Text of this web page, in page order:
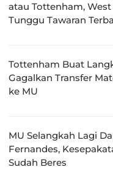
atau Tottenham,
Tunggu Tawaran
Tottenham Buat
Gagalkan Transfer
ke MU
MU Selangkah Lagi
Fernandes,
Sudah Beres